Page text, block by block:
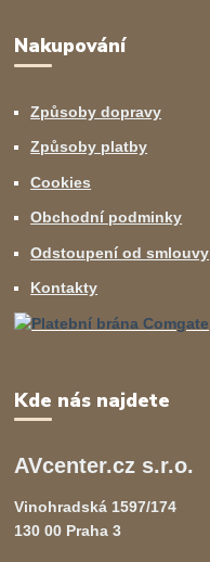
Nakupování
Způsoby dopravy
Způsoby platby
Cookies
Obchodní podminky
Odstoupení od smlouvy
Kontakty
Kde nás najdete
AVcenter.cz s.r.o.
Vinohradská 1597/174
130 00 Praha 3